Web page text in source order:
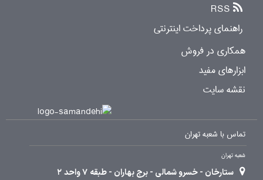
RSS
راهنمای پرداخت اینترنتی
همکاری در فروش
ابزارهای مفید
نقشه سایت
تماس با شعبه تهران
شعبه تهران
ستارخان - خسرو شمالی - برج بهاران - طبقه 7 واحد 2